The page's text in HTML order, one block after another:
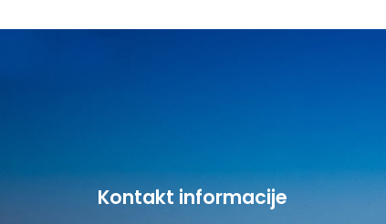
Kontakt informacije